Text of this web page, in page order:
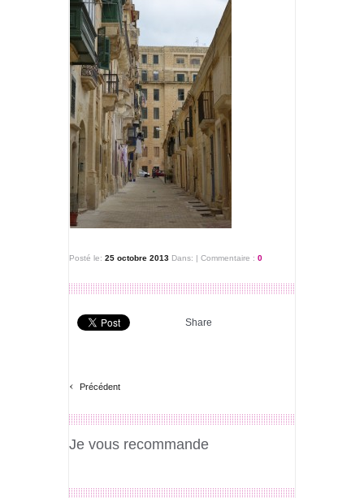
Posté le: 25 octobre 2013 Dans: | Commentaire : 0
Share
‹ Précédent
Je vous recommande